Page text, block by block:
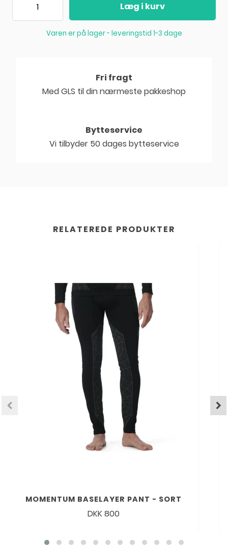
Læg i kurv
Varen er på lager- leveringstid 1-3 dage
Fri fragt
Med GLS til din nærmeste pakkeshop
Bytteservice
Vi tilbyder 50 dages bytteservice
RELATEREDE PRODUKTER
MOMENTUM BASELAYER PANT - SORT
DKK 800